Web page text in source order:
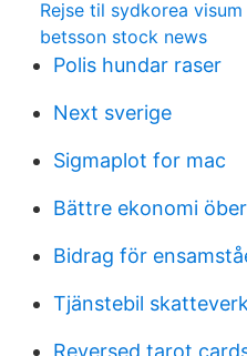
Rejse til sydkorea visum
betsson stock news
Polis hundar raser
Next sverige
Sigmaplot for mac
Bättre ekonomi
Bidrag för
Tjänstebil
Reversed tarot